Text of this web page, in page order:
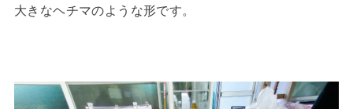
大きなヘチマのような形です。